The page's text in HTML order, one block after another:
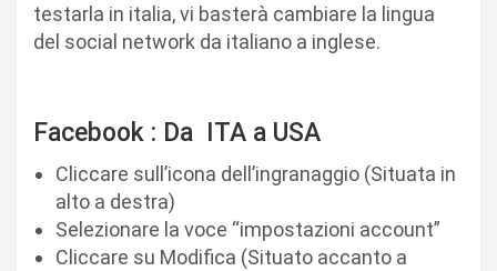
testarla in italia, vi basterà cambiare la lingua
del social network da italiano a inglese.
Facebook : Da ITA a USA
Cliccare sull’icona dell’ingranaggio (Situata in
alto a destra)
Selezionare la voce “impostazioni account”
Cliccare su Modifica (Situato accanto a